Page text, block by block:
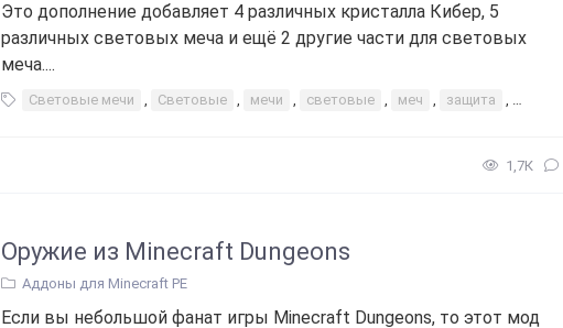
Это дополнение добавляет 4 различных кристалла Кибер, 5
различных световых меча и ещё 2 другие части для световых
меча....
Световые мечи , Световые , мечи , световые , меч , защита , оружие
1,7К
Оружие из Minecraft Dungeons
Аддоны для Minecraft PE
Если вы небольшой фанат игры Minecraft Dungeons, то этот мод